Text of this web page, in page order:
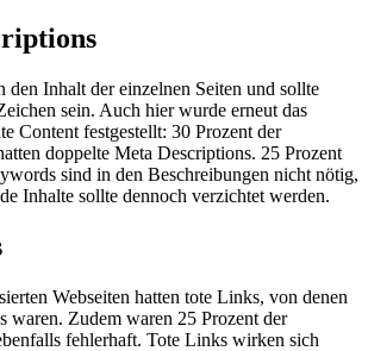
den Inhalt der einzelnen Seiten und sollte
sein. Auch hier wurde erneut das
Content festgestellt: 30 Prozent der
doppelte Meta Descriptions. 25 Prozent
sind in den Beschreibungen nicht nötig,
Inhalte sollte dennoch verzichtet werden.
Webseiten hatten tote Links, von denen
waren. Zudem waren 25 Prozent der
fehlerhaft. Tote Links wirken sich